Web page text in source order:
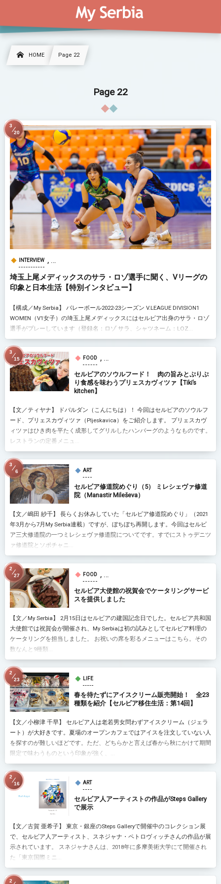
HOME Page 22
Page 22
INTERVIEW , …
埼玉上尾メディックスのサラ・ロゾ選手に聞く、Vリーグの
印象と日本生活【特別インタビュー】
【構成／My Serbia】 バレーボール2022-23シーズン V.LEAGUE DIVISION1
WOMEN（V1女子）の埼玉上尾メディックスにはセルビア出身のサラ・ロゾ
選手がプレーしています（登録名：ロゾ サラ、シャツネーム：LOZ...
3
20
FOOD , …
セルビアのソウルフード！ 肉の旨みとぷりぷ
り食感を味わうプリェスカヴィツァ【Tiki’s
kitchen】
【文／ティヤナ】 ドバルダン（こんにちは）！ 今回はセルビアのソウルフ
ード、プリェスカヴィツァ（Pljeskavica）をご紹介します。 プリェスカヴ
ィツァはひき肉を平たく成形してグリルしたハンバーグのようなものです。
レストランの定番メニュ...
3
15
ART
セルビア修道院めぐり（5） ミレシェヴァ修道
院（Manastir Mileševa）
【文／嶋田 紗千】 長らくお休みしていた「セルビア修道院めぐり」（2021
年3月から7月My Serbia連載）ですが、ぼちぼち再開します。今回はセルビ
ア三大修道院の一つミレシェヴァ修道院についてです。すでにストゥデニツ
ァ修道院とソポチャニ...
3
6
FOOD , …
セルビア大使館の祝賀会でケータリングサービ
スを提供しました
【文／My Serbia】 2月15日はセルビアの建国記念日でした。セルビア共和国
大使館では祝賀会が開催され、My Serbiaは初の試みとしてセルビア料理の
ケータリングを担当しました。 お祝いの席を彩るメニューはこちら。その
数なんと9種類...
2
27
LIFE
春を待たずにアイスクリーム販売開始！ 全23
種類を紹介【セルビア移住生活：第14回】
【文／小柳津 千早】 セルビア人は老若男女問わずアイスクリーム（ジェラ
ート）が大好きです。夏場のオープンカフェではアイスを注文していない人
を探すのが難しいほどです。ただ、どちらかと言えば春から秋にかけて期間
限定で味わうものという印象が強く、...
2
23
ART
セルビア人アーティストの作品がSteps Gallery
で展示
【文／古賀 亜希子】 東京・銀座のSteps Galleryで開催中のコレクション展
で、セルビア人アーティスト、スネジャナ・ペトロヴィッチさんの作品が展
示されています。 スネジャナさんは、2018年に多摩美術大学にて開催され
た「東京国際ミニ...
2
16
2